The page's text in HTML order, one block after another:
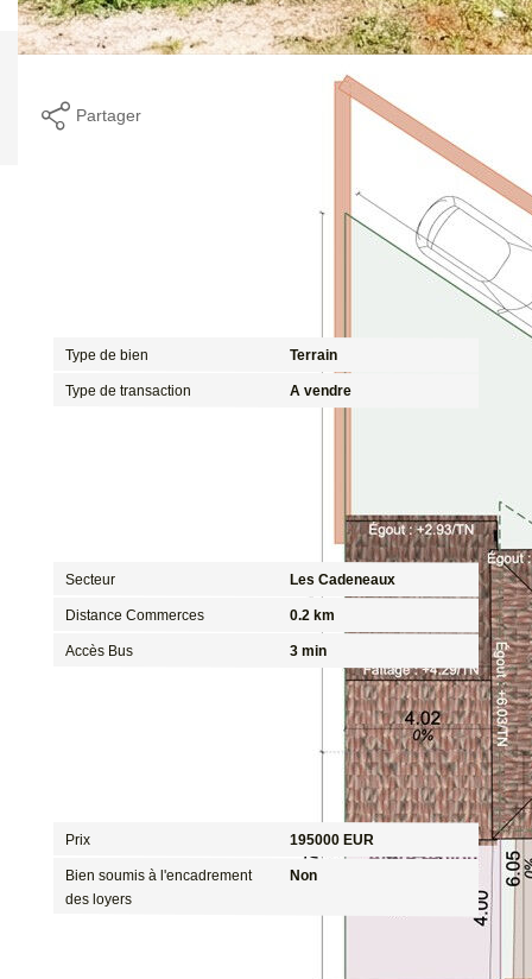
Imprimer
Partager Calculer mon budget
Type de bien Terrain
Type de transaction A vendre
Secteur Les Cadeneaux
Distance Commerces 0.2 km
Accès Bus 3 min
Prix 195000 EUR
Bien soumis à l'encadrement
des loyers
Non